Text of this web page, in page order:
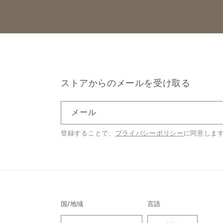
ストアからのメールを受け取る
メール
登録することで、 プライバシーポリシーに同意しま
国/地域 言語